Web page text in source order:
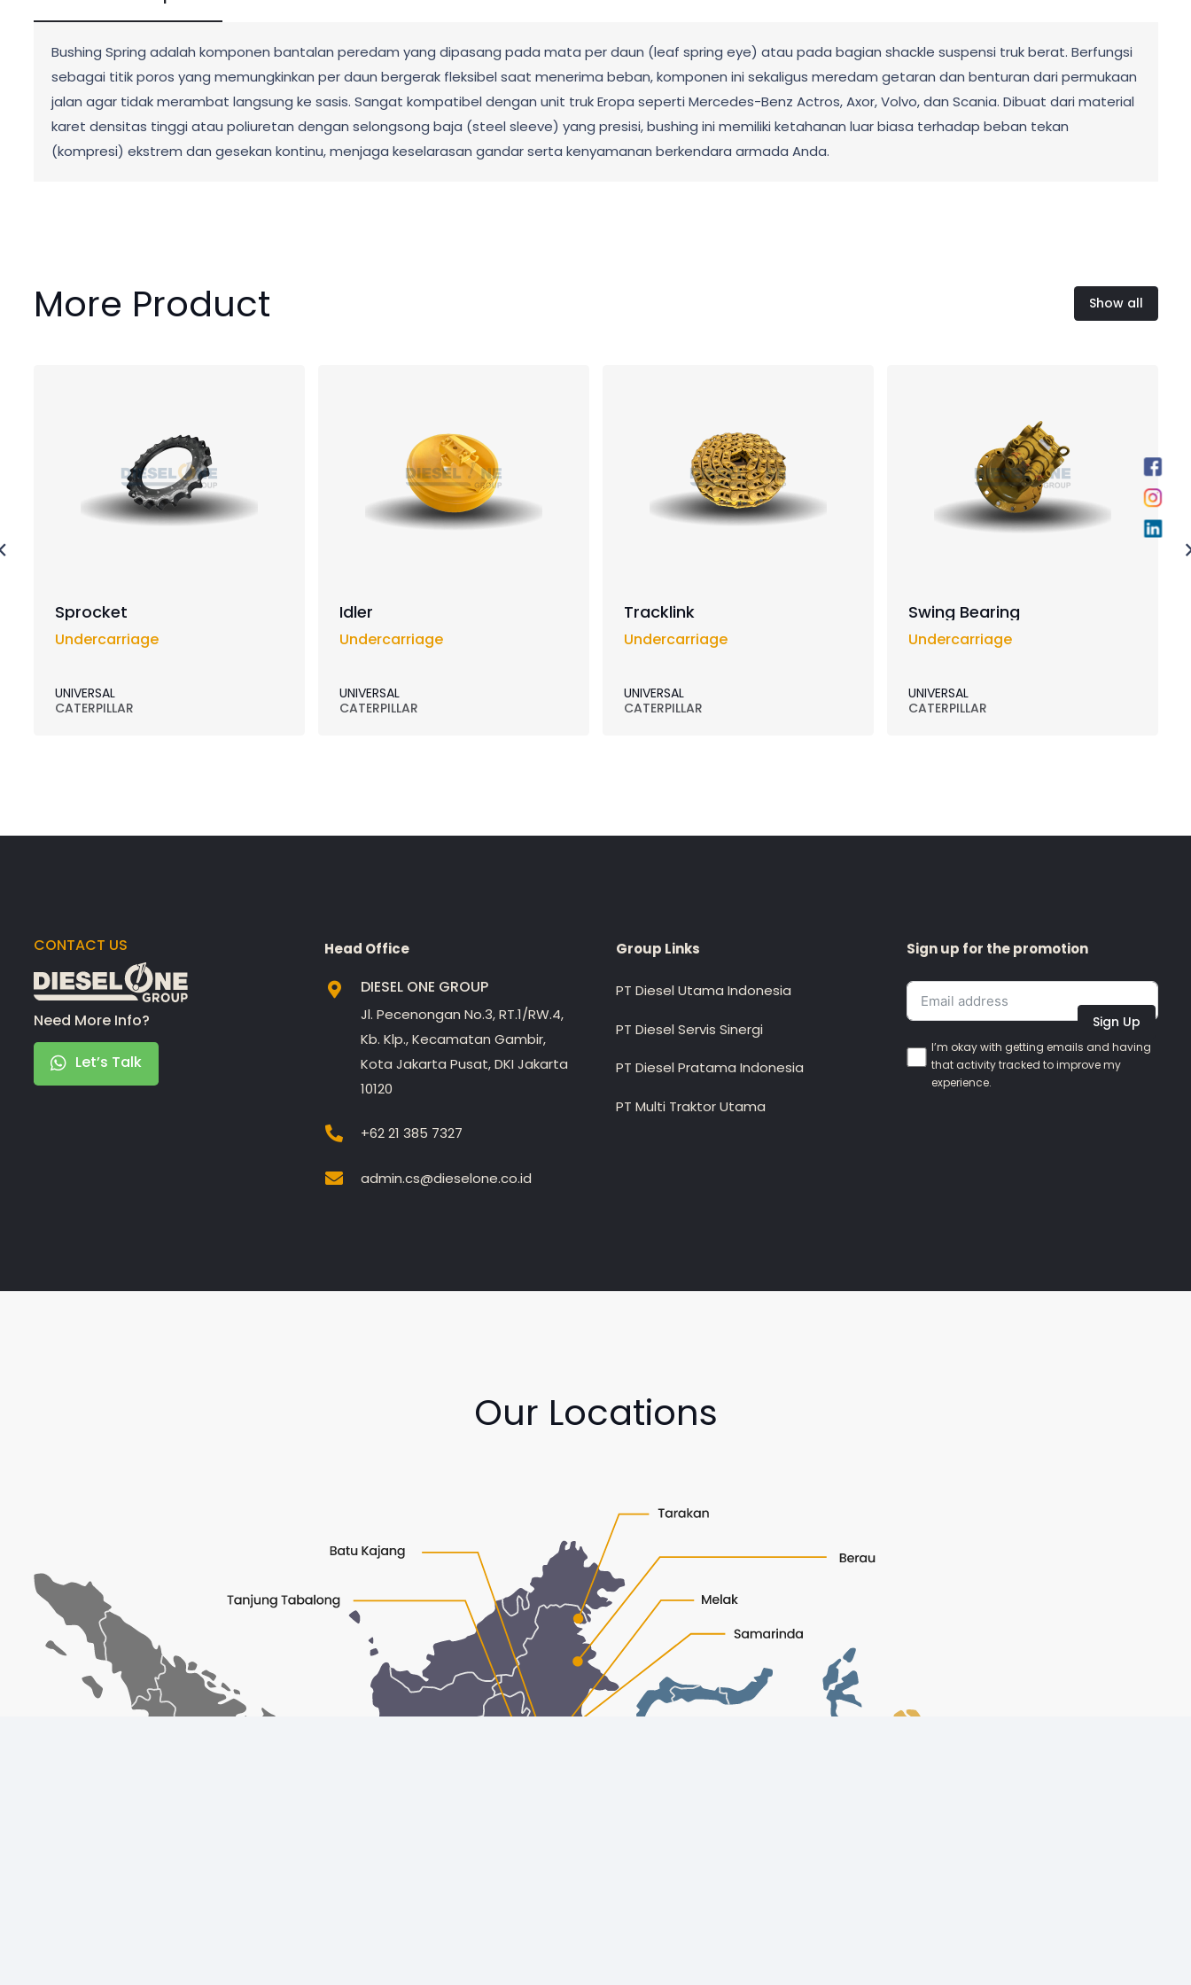
Bushing Spring adalah komponen bantalan peredam yang dipasang pada mata per daun (leaf spring eye) atau pada bagian shackle suspensi truk berat. Berfungsi
sebagai titik poros yang memungkinkan per daun bergerak fleksibel saat menerima beban, komponen ini sekaligus meredam getaran dan benturan dari permukaan
jalan agar tidak merambat langsung ke sasis. Sangat kompatibel dengan unit truk Eropa seperti Mercedes-Benz Actros, Axor, Volvo, dan Scania. Dibuat dari material
karet densitas tinggi atau poliuretan dengan selongsong baja (steel sleeve) yang presisi, bushing ini memiliki ketahanan luar biasa terhadap beban tekan
(kompresi) ekstrem dan gesekan kontinu, menjaga keselarasan gandar serta kenyamanan berkendara armada Anda.
More Product Show all
Sprocket
Undercarriage
UNIVERSAL
CATERPILLAR
Idler
Undercarriage
UNIVERSAL
CATERPILLAR
Tracklink
Undercarriage
UNIVERSAL
CATERPILLAR
Swing Bearing
Undercarriage
UNIVERSAL
CATERPILLAR
CONTACT US
Need More Info?
Let’s Talk
Head Office
DIESEL ONE GROUP
Jl. Pecenongan No.3, RT.1/RW.4,
Kb. Klp., Kecamatan Gambir,
Kota Jakarta Pusat, DKI Jakarta
10120
+62 21 385 7327
admin.cs@dieselone.co.id
Group Links
PT Diesel Utama Indonesia
PT Diesel Servis Sinergi
PT Diesel Pratama Indonesia
PT Multi Traktor Utama
Sign up for the promotion
Sign Up
I’m okay with getting emails and having
that activity tracked to improve my
experience.
Our Locations